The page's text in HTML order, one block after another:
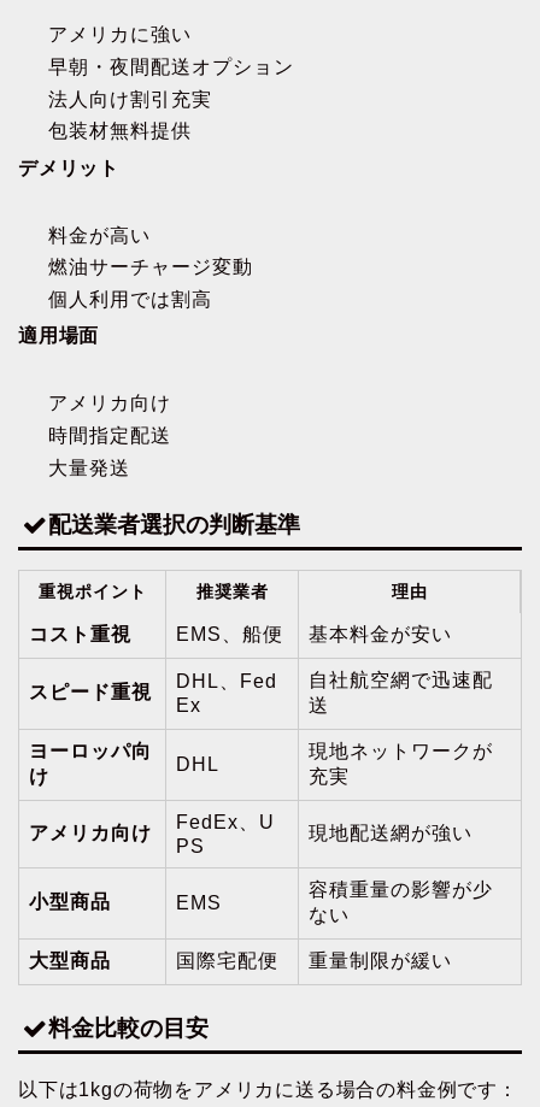
アメリカに強い
早朝・夜間配送オプション
法人向け割引充実
包装材無料提供
デメリット
料金が高い
燃油サーチャージ変動
個人利用では割高
適用場面
アメリカ向け
時間指定配送
大量発送
配送業者選択の判断基準
重視ポイント 推奨業者 理由
コスト重視 EMS、船便 基本料金が安い
スピード重視
DHL、Fed
Ex
自社航空網で迅速配
送
ヨーロッパ向
け
DHL
現地ネットワークが
充実
アメリカ向け
FedEx、U
PS
現地配送網が強い
小型商品 EMS
容積重量の影響が少
ない
大型商品 国際宅配便 重量制限が緩い
料金比較の目安
以下は1kgの荷物をアメリカに送る場合の料金例です：